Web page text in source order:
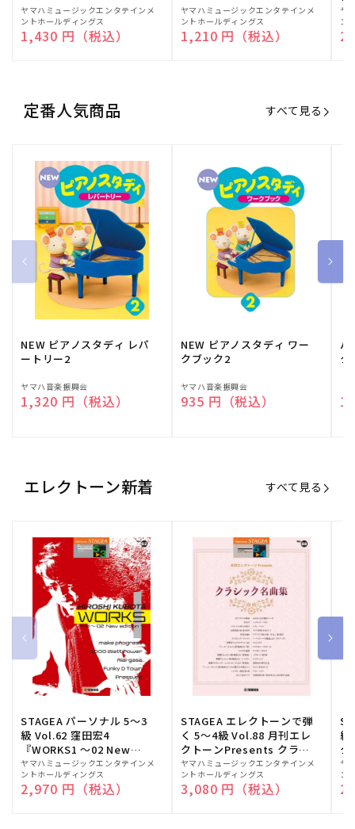
販
売
元:
ヤマハミュージックエンタテインメ
ントホールディングス
通常価格
1,430 円（税込）
販
売
元:
ヤマハミュージックエンタテインメ
ントホールディングス
通常価格
1,210 円（税込）
販
売
元:
ヤ
ン
定番人気商品 すべて見る
NEW ピアノスタディ レパ
ートリー2
販
売
ヤマハ音楽振興会
通常価格
1,320 円（税込）
NEW ピアノスタディ ワー
クブック2
販
売
ヤマハ音楽振興会
通常価格
935 円（税込）
バ
ク
売
エレクトーン新着 すべて見る
STAGEA パーソナル 5～3
級 Vol.62 窪田宏4
『WORKS1 ～02 New
edition～』
販
売
元:
ヤマハミュージックエンタテインメ
ントホールディングス
通常価格
2,970 円（税込）
STAGEA エレクトーンで弾
く 5～4級 Vol.88 月刊エレ
クトーンPresents クラシ
ック名曲集
販
売
元:
ヤマハミュージックエンタテインメ
ントホールディングス
通常価格
3,080 円（税込）
級
ク
販
売
元:
ヤ
ン